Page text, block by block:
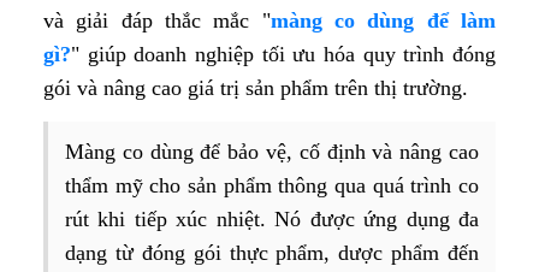
và giải đáp thắc mắc "màng co dùng để làm
gì?" giúp doanh nghiệp tối ưu hóa quy trình đóng
gói và nâng cao giá trị sản phẩm trên thị trường.
Màng co dùng để bảo vệ, cố định và nâng cao
thẩm mỹ cho sản phẩm thông qua quá trình co
rút khi tiếp xúc nhiệt. Nó được ứng dụng đa
dạng từ đóng gói thực phẩm, dược phẩm đến